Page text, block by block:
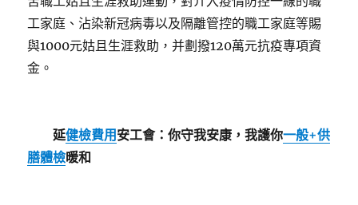
工家庭、沾染新冠病毒以及隔離管控的職工家庭等賜
與1000元姑且生涯救助，并劃撥120萬元抗疫專項資
金。
延健檢費用 安工會：你守我安康，我護你一般+供
膳體檢暖和